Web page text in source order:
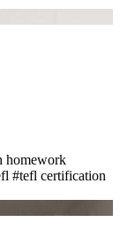
homework
#tefl certification